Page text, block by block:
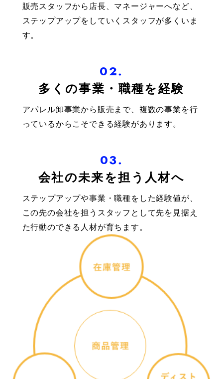
販売スタッフから店長、マネージャーへなど、
ステップアップをしていくスタッフが多くいま
す。
02.
多くの事業・職種を経験
アパレル卸事業から販売まで、複数の事業を行
っているからこそできる経験があります。
03.
会社の未来を担う人材へ
ステップアップや事業・職種をした経験値が、
この先の会社を担うスタッフとして先を見据え
た行動のできる人材が育ちます。